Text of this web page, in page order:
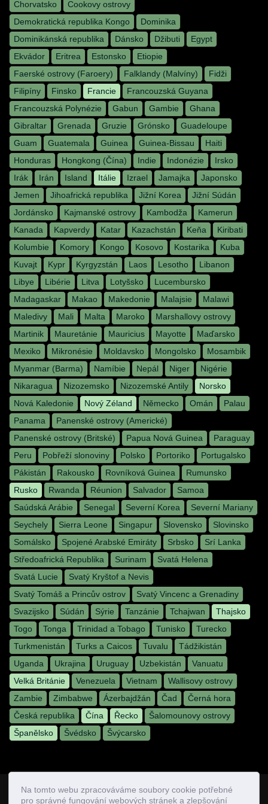
Na tomto webu zpracováváme soubory cookie potřebné
pro správné fungování webových stránek a zlepšování
Chorvatsko
Cookovy ostrovy
Demokratická republika Kongo
Dominika
Dominikánská republika
Dánsko Džibuti
Egypt
Ekvádor
Eritrea Estonsko
Etiopie
Faerské ostrovy (Faroery)
Falklandy (Malvíny)
Fidži
Filipíny
Finsko Francie
Francouzská Guyana
Francouzská Polynézie
Gabun Gambie
Ghana
Gibraltar
Grenada Gruzie Grónsko
Guadeloupe
Guam
Guatemala Guinea Guinea-Bissau
Haiti
Honduras
Hongkong (Čína) Indie Indonézie
Irsko
Irák
Irán Island Itálie Izrael Jamajka
Japonsko
Jemen
Jihoafrická republika Jižní Korea
Jižní Súdán
Jordánsko
Kajmanské ostrovy Kambodža
Kamerun
Kanada
Kapverdy Katar Kazachstán Keňa
Kiribati
Kolumbie
Komory Kongo Kosovo Kostarika
Kuba
Kuvajt
Kypr Kyrgyzstán Laos Lesotho
Libanon
Libye
Libérie Litva Lotyšsko
Lucembursko
Madagaskar
Makao Makedonie Malajsie
Malawi
Maledivy
Mali Malta Maroko
Marshallovy ostrovy
Martinik
Mauretánie Mauricius Mayotte
Maďarsko
Mexiko
Mikronésie Moldavsko Mongolsko
Mosambik
Myanmar (Barma)
Namíbie Nepál Niger
Nigérie
Nikaragua
Nizozemsko Nizozemské Antily
Norsko
Nová Kaledonie
Nový Zéland Německo Omán
Palau
Panama
Panenské ostrovy (Americké)
Panenské ostrovy (Britské)
Papua Nová Guinea
Paraguay
Peru
Pobřeží slonoviny Polsko Portoriko
Portugalsko
Pákistán
Rakousko Rovníková Guinea
Rumunsko
Rusko
Rwanda Réunion Salvador
Samoa
Saúdská Arábie
Senegal Severní Korea
Severní Mariany
Seychely
Sierra Leone Singapur Slovensko
Slovinsko
Somálsko
Spojené Arabské Emiráty Srbsko
Srí Lanka
Středoafrická Republika
Surinam
Svatá Helena
Svatá Lucie
Svatý Kryštof a Nevis
Svatý Tomáš a Princův ostrov
Svatý Vincenc a Grenadiny
Svazijsko
Súdán Sýrie Tanzánie Tchajwan
Thajsko
Togo
Tonga Trinidad a Tobago Tunisko
Turecko
Turkmenistán
Turks a Caicos Tuvalu
Tádžikistán
Uganda
Ukrajina Uruguay Uzbekistán
Vanuatu
Velká Británie
Venezuela Vietnam
Wallisovy ostrovy
Zambie
Zimbabwe Ázerbajdžán Čad
Černá hora
Česká republika
Čína Řecko
Šalomounovy ostrovy
Španělsko
Švédsko Švýcarsko
©2018 ceskaletenka.cz